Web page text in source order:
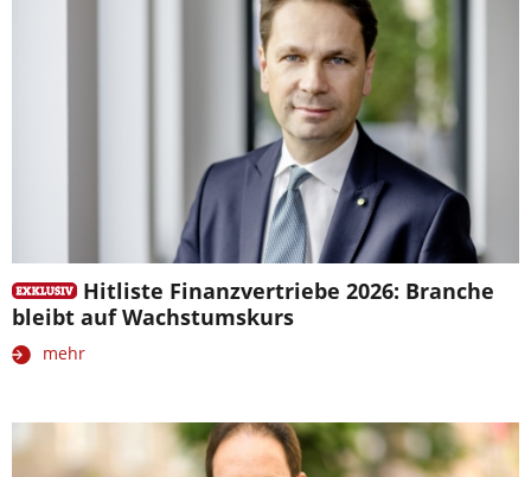
Hitliste Finanzvertriebe 2026: Branche
bleibt auf Wachstumskurs
mehr